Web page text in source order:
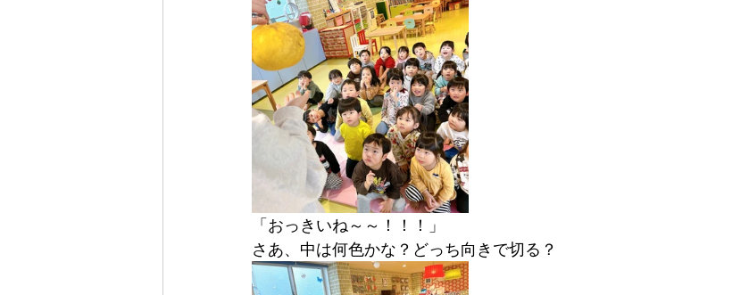
「おっきいね～～！！！」
さあ、中は何色かな？どっち向きで切る？